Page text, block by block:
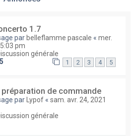
1.7
par belleflamme pascale « mer.
pm
générale
1 2 3 4 5
préparation de commande
par Lypof « sam. avr. 24, 2021
générale